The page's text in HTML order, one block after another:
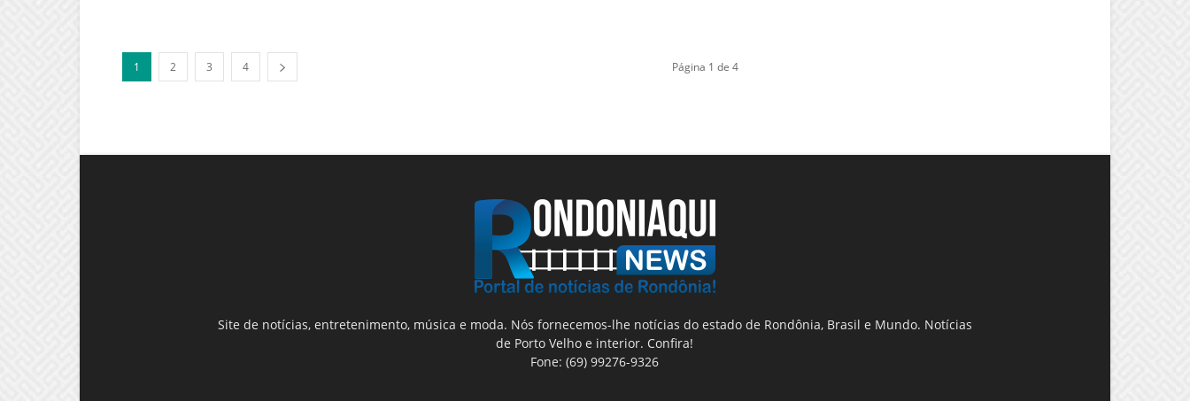
1 2 3 4 Página 1 de 4
Site de notícias, entretenimento, música e moda. Nós fornecemos-lhe notícias do estado de Rondônia, Brasil e Mundo. Notícias
de Porto Velho e interior. Confira!
Fone: (69) 99276-9326